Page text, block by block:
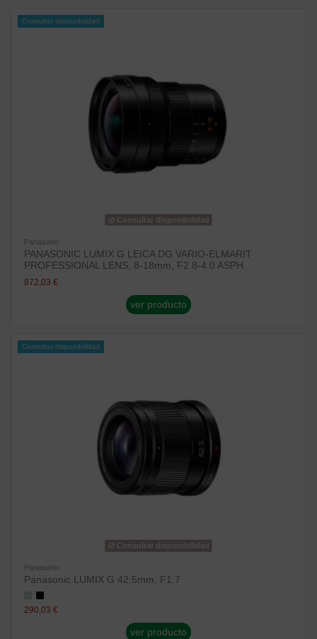
Consultar disponibilidad
Consultar disponibilidad
Panasonic
PANASONIC LUMIX G LEICA DG VARIO-ELMARIT
PROFESSIONAL LENS, 8-18mm, F2.8-4.0 ASPH
872,03 €
ver producto
Consultar disponibilidad
Consultar disponibilidad
Panasonic
Panasonic LUMIX G 42.5mm, F1.7
290,03 €
ver producto